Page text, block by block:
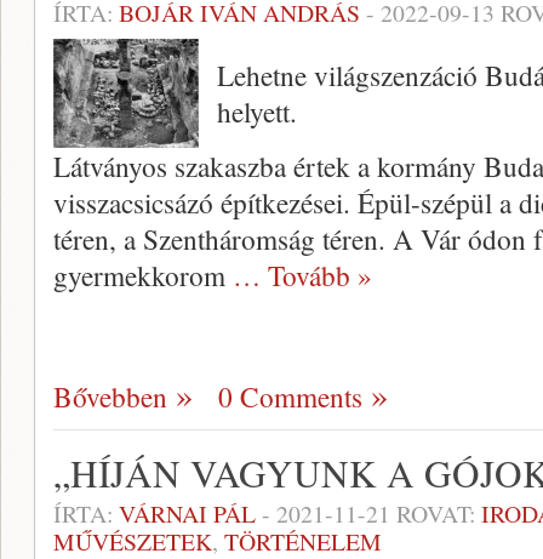
ÍRTA: BOJÁR IVÁN ANDRÁS - 2022-09-13
Lehetne világszenzáció
helyett.
Látványos szakaszba értek a kormány
visszacsicsázó építkezései. Épül-szépül a
téren, a Szentháromság téren. A Vár ódon
gyermekkorom … Tovább »
Bővebben 0 Comments
„HÍJÁN VAGYUNK A
ÍRTA: VÁRNAI PÁL- 2021-11-21 ROVAT:
MŰVÉSZETEK, TÖRTÉNELEM